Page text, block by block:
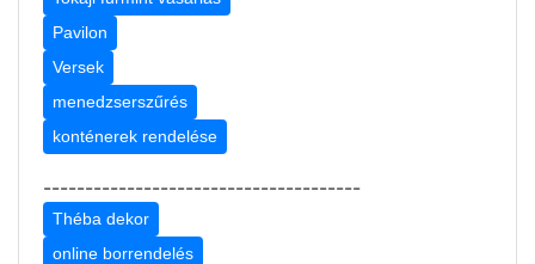
Pavilon
Versek
menedzserszűrés
konténerek rendelése
--------------------------------------
Théba dekor
online borrendelés